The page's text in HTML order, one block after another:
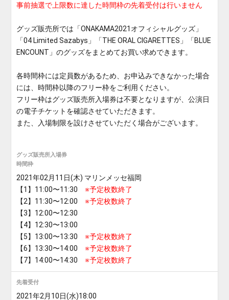
事前抽選で上限数に達した時間枠の先着受付は行いません
グッズ販売所では「ONAKAMA2021オフィシャルグッズ」
「04 Limited Sazabys」「THE ORAL CIGARETTES」「BLUE
ENCOUNT」のグッズをまとめてお買い求めできます。
各時間枠には定員数があるため、お申込みできなかった場合
には、時間枠以降のフリー枠をご利用ください。
フリー枠はグッズ販売所入場券は不要となりますが、公演日
の電子チケットを確認させていただきます。
また、入場制限を設けさせていただく場合がございます。
グッズ販売所入場券
時間枠
2021年02月11日(木) マリンメッセ福岡
【1】11:00〜11:30 ※予定枚数終了
【2】11:30〜12:00 ※予定枚数終了
【3】12:00〜12:30
【4】12:30〜13:00
【5】13:00〜13:30 ※予定枚数終了
【6】13:30〜14:00 ※予定枚数終了
【7】14:00〜14:30 ※予定枚数終了
先着受付
2021年2月10日(水)18:00